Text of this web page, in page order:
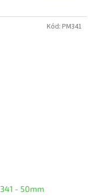
- 50mm
Kód: PM341